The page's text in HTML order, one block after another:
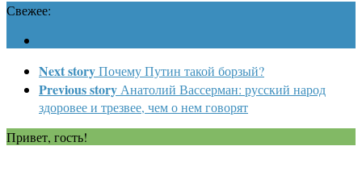
Свежее:
Next storyПочему Путин такой борзый?
Previous story Анатолий Вассерман: русский народ
здоровее и трезвее, чем о нем говорят
Привет, гость!